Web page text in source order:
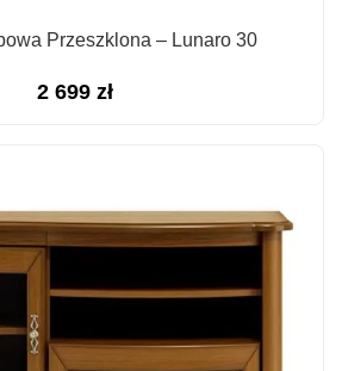
Przeszklona – Lunaro 30
2 699 zł